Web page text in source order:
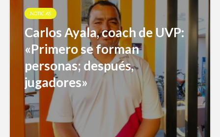
NOTICIAS
Carlos Ayala, coach de UVP:
«Primero se forman
personas; después,
jugadores»